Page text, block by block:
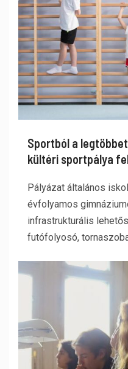
Sportból a
kültéri sportpálya
Pályázat általános
évfolyamos
infrastrukturális
futófolyosó,